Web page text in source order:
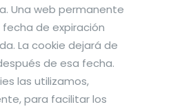
Una web permanente
de expiración
La cookie dejará de
de esa fecha.
las utilizamos,
para facilitar los